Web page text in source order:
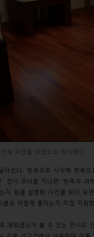
축 과정을 모형으로 제시했다.
라진다. 한옥으로 시작해 한옥
전시 코너를 지나면 ‘한옥과
지 등을 설명한 사진을 보다
은 어떻게 올리는지 직접 끼워
채워졌는지 볼 수 있는 전시도